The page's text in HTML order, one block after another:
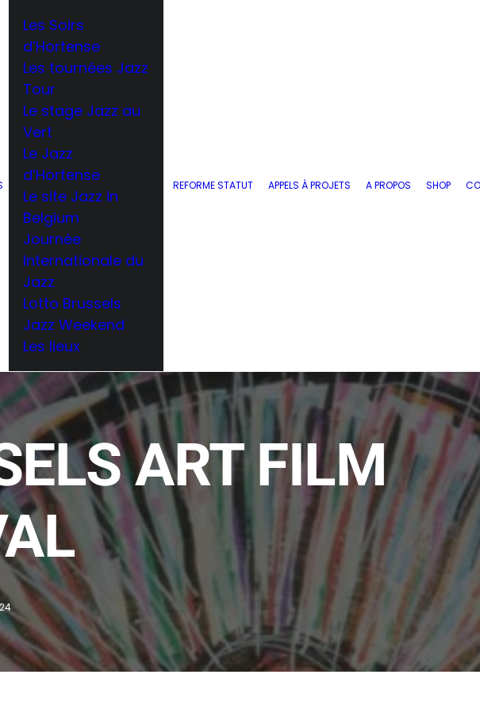
Les Soirs
d’Hortense
Les tournées Jazz
Tour
Le stage Jazz au
Vert
Le Jazz
d’Hortense
Le site Jazz in
Belgium
Journée
Internationale du
Jazz
Lotto Brussels
Jazz Weekend
Les lieux
REFORME STATUT APPELS À PROJETS A PROPOS SHOP
ART FILM